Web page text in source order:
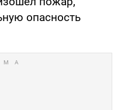
опасность